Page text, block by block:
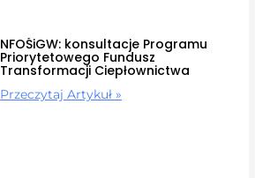
NFOŚiGW: konsultacje Programu
Priorytetowego Fundusz
Transformacji Ciepłownictwa
Przeczytaj Artykuł »